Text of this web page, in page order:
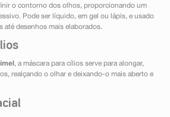
o contorno dos olhos, proporcionando um
Pode ser líquido, em gel ou lápis, e usado
até desenhos mais elaborados.
, a máscara para cílios serve para alongar,
realçando o olhar e deixando-o mais aberto e